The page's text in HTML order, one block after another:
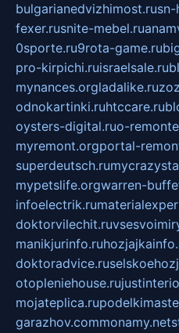
bulgarianedvizhimost.rusn-
fexer.rusnite-mebel.ru
0sporte.ru9rota-game.ru
pro-kirpichi.ruisraelsale.ru
mynances.orgladalike.ru
odnokartinki.ruhtccare.ru
oysters-digital.ruo-
myremont.orgportal-
superdeutsch.ru
mypetslife.orgwarren-
infoelectrik.ru
doktorvilechit.ru
manikjurinfo.ru
doktoradvice.ru
otopleniehouse.ru
mojateplica.ru
garazhov.commonamy.net